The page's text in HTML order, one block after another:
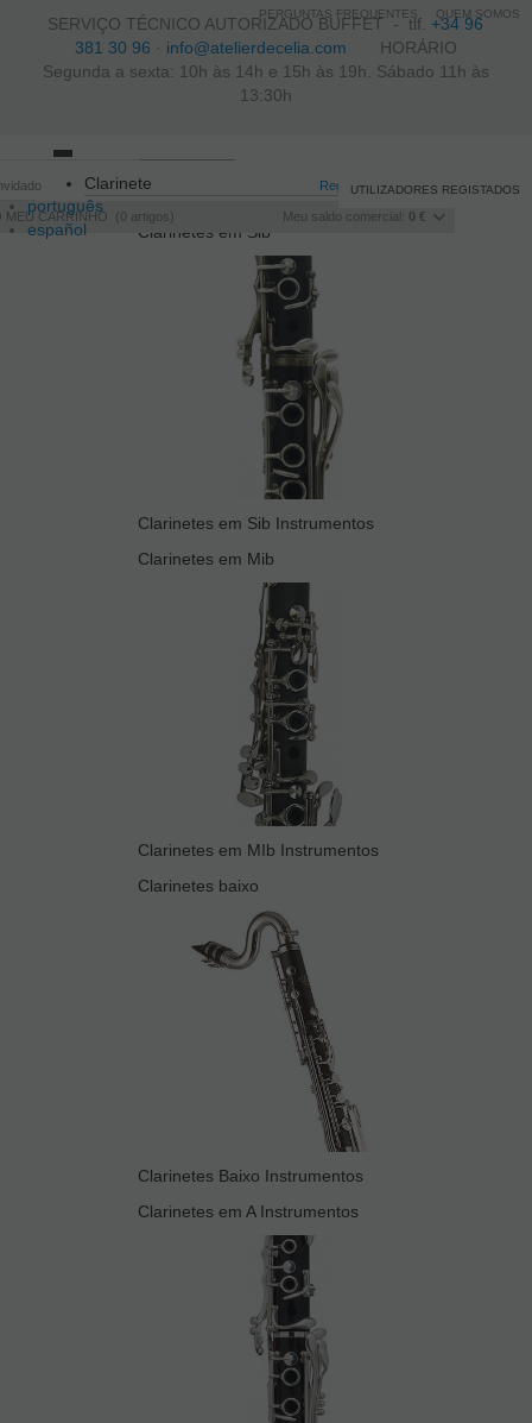
SERVIÇO TÉCNICO AUTORIZADO BUFFET -tlf. +34 96
381 30 96 · info@atelierdecelia.com HORÁRIO
Segunda a sexta: 10h às 14h e 15h às 19h. Sábado 11h às
13:30h
português
español
Registo/ Iniciar sessão
MEU CARRINHO 0 artigos Meu saldo comercial: 0 €
UTILIZADORES REGISTADOS
navigation
Clarinete
Clarinetes em Sib
Clarinetes em Sib Instrumentos
Clarinetes em Mib
Clarinetes em MIb Instrumentos
Clarinetes baixo
Clarinetes Baixo Instrumentos
Clarinetes em A Instrumentos
PERGUNTAS FREQUENTES QUEM SOMOS